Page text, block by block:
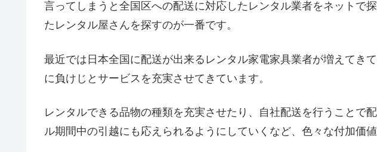
言ってしまうと全国区への配送に対応したレンタル業者をネットで
たレンタル屋さんを探すのが一番です。
最近では日本全国に配送が出来るレンタル家電家具業者が増えてき
に負けじとサービスを充実させてきています。
レンタルできる品物の種類を充実させたり、自社配送を行うことで
ル期間中の引越にも応えられるようにしていくなど、色々な付加価